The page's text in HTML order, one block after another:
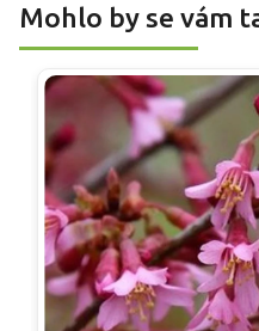
Mohlo by se vám